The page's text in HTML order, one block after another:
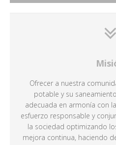
Ofrecer a nuestra
potable y su
adecuada en armonía con
esfuerzo responsable y
la sociedad optimizando
mejora continua, haciendo